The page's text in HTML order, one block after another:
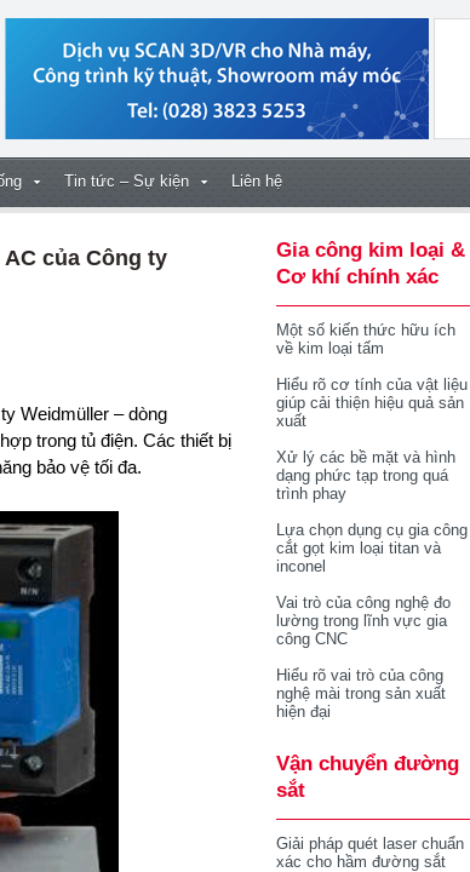
Tin tức – Sự kiện Liên hệ
của Công ty
trong tủ điện. Các thiết bị
bảo vệ tối đa.
Gia công kim loại &
Cơ khí chính xác
Một số kiến thức hữu ích
về kim loại tấm
Hiểu rõ cơ tính của vật liệu
giúp cải thiện hiệu quả sản
xuất
Xử lý các bề mặt và hình
dạng phức tạp trong quá
trình phay
Lựa chọn dụng cụ gia công
cắt gọt kim loại titan và
inconel
Vai trò của công nghệ đo
lường trong lĩnh vực gia
công CNC
Hiểu rõ vai trò của công
nghệ mài trong sản xuất
hiện đại
Vận chuyển đường
sắt
Giải pháp quét laser chuẩn
xác cho hầm đường sắt